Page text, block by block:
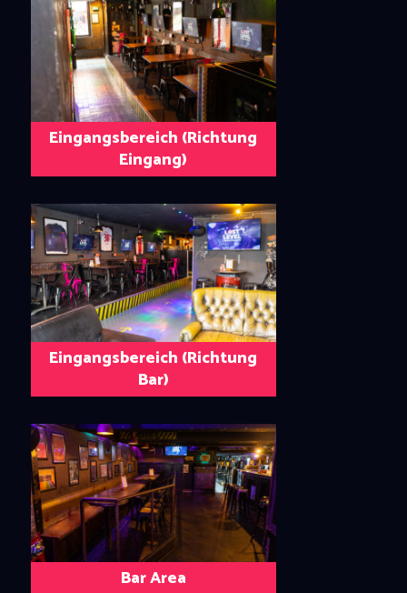
Eingangsbereich (Richtung
Eingang)
Eingangsbereich (Richtung
Bar)
Bar Area